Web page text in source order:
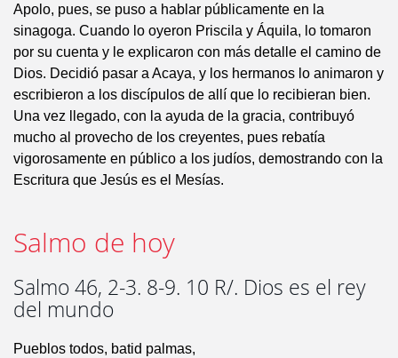
Apolo, pues, se puso a hablar públicamente en la
sinagoga. Cuando lo oyeron Priscila y Áquila, lo tomaron
por su cuenta y le explicaron con más detalle el camino de
Dios. Decidió pasar a Acaya, y los hermanos lo animaron y
escribieron a los discípulos de allí que lo recibieran bien.
Una vez llegado, con la ayuda de la gracia, contribuyó
mucho al provecho de los creyentes, pues rebatía
vigorosamente en público a los judíos, demostrando con la
Escritura que Jesús es el Mesías.
Salmo de hoy
Salmo 46, 2-3. 8-9. 10 R/. Dios es el rey
del mundo
Pueblos todos, batid palmas,